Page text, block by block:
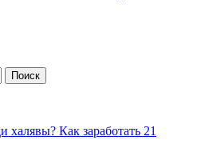
Как заработать 21